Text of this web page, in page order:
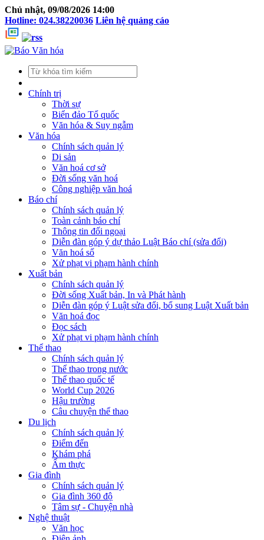
Chủ nhật, 09/08/2026 14:00
Hotline: 024.38220036 Liên hệ quảng cáo
Chính trị
Thời sự
Biển đảo Tổ quốc
Văn hóa & Suy ngẫm
Văn hóa
Chính sách quản lý
Di sản
Văn hoá cơ sở
Đời sống văn hoá
Công nghiệp văn hoá
Báo chí
Chính sách quản lý
Toàn cảnh báo chí
Thông tin đối ngoại
Diễn đàn góp ý dự thảo Luật Báo chí (sửa đổi)
Văn hoá số
Xử phạt vi phạm hành chính
Xuất bản
Chính sách quản lý
Đời sống Xuất bản, In và Phát hành
Diễn đàn góp ý Luật sửa đổi, bổ sung Luật Xuất bản
Văn hoá đọc
Đọc sách
Xử phạt vi phạm hành chính
Thể thao
Chính sách quản lý
Thể thao trong nước
Thể thao quốc tế
World Cup 2026
Hậu trường
Câu chuyện thể thao
Du lịch
Chính sách quản lý
Điểm đến
Khám phá
Ẩm thực
Gia đình
Chính sách quản lý
Gia đình 360 độ
Tâm sự - Chuyện nhà
Nghệ thuật
Văn học